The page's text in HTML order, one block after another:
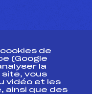
de
(Google
la
vous
vidéo et les
ainsi que des